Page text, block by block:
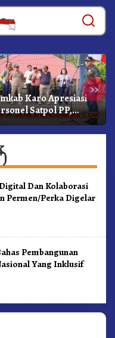
»
Karo Apresiasi
Satpol PP,
Dan Pemadam
Dan Kolaborasi
Permen/Perka Digelar
Pembangunan
Yang Inklusif